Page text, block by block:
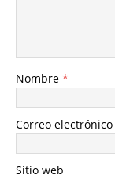
Nombre *
Correo electrónico
Sitio web